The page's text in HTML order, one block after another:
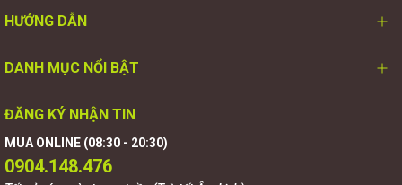
HƯỚNG DẪN
DANH MỤC NỔI BẬT
ĐĂNG KÝ NHẬN TIN
MUA ONLINE (08:30 - 20:30)
0904.148.476